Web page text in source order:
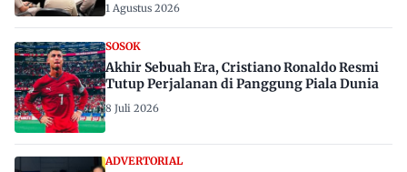
1 Agustus 2026
SOSOK
Akhir Sebuah Era, Cristiano Ronaldo Resmi
Tutup Perjalanan di Panggung Piala Dunia
8 Juli 2026
ADVERTORIAL